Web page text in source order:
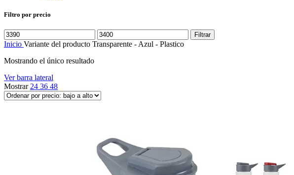
Filtro por precio
Precio
mínimo
Precio
máximo
Filtrar
Inicio Variante del producto Transparente - Azul - Plastico
Mostrando el único resultado
Ver barra lateral
Mostrar 24 36 48